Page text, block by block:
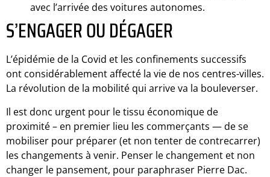
avec l’arrivée des voitures autonomes.
S’ENGAGER OU DÉGAGER
L’épidémie de la Covid et les confinements successifs
ont considérablement affecté la vie de nos centres-villes.
La révolution de la mobilité qui arrive va la bouleverser.
Il est donc urgent pour le tissu économique de
proximité – en premier lieu les commerçants — de se
mobiliser pour préparer (et non tenter de contrecarrer)
les changements à venir. Penser le changement et non
changer le pansement, pour paraphraser Pierre Dac.